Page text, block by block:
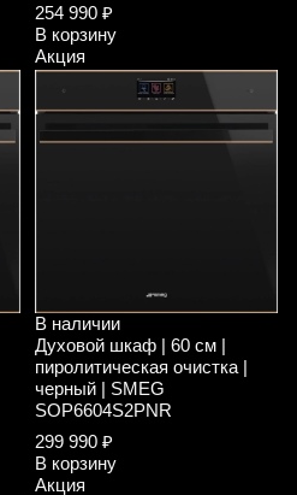
254 990 ₽
В корзину
Акция
В наличии
Духовой шкаф | 60 см |
пиролитическая очистка |
черный | SMEG
SOP6604S2PNR
299 990 ₽
В корзину
Акция